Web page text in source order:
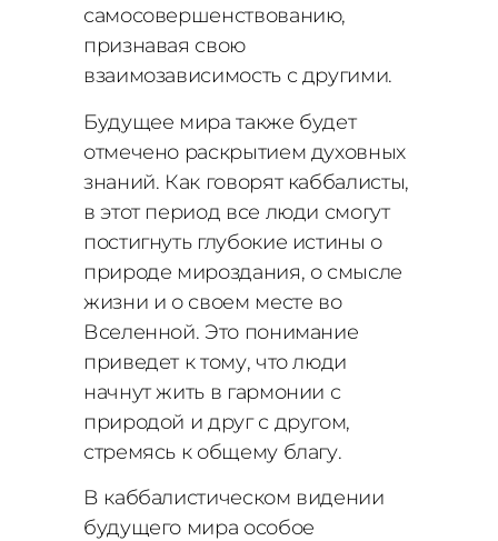
самосовершенствованию,
признавая свою
взаимозависимость с другими.
Будущее мира также будет
отмечено раскрытием духовных
знаний. Как говорят каббалисты,
в этот период все люди смогут
постигнуть глубокие истины о
природе мироздания, о смысле
жизни и о своем месте во
Вселенной. Это понимание
приведет к тому, что люди
начнут жить в гармонии с
природой и друг с другом,
стремясь к общему благу.
В каббалистическом видении
будущего мира особое